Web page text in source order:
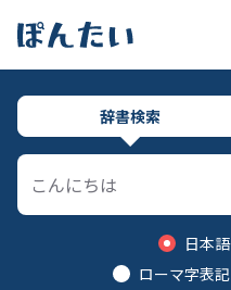
辞書検索
日本語
ローマ字表記